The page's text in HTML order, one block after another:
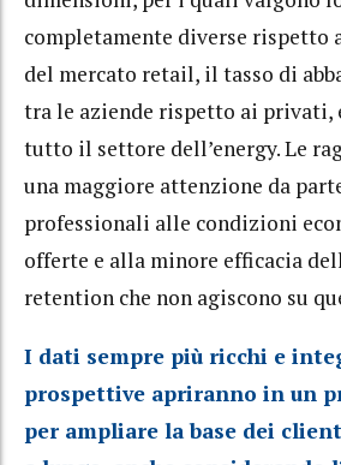
completamente diverse rispetto
del mercato retail, il tasso di
tra le aziende rispetto ai privati,
tutto il settore dell’energy. Le
una maggiore attenzione da
professionali alle condizioni
offerte e alla minore efficacia
retention che non agiscono su
I dati sempre più ricchi e
prospettive apriranno in un
per ampliare la base dei